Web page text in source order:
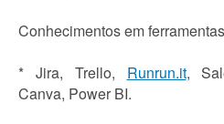
Conhecimentos em
* Jira, Trello, Runrun.it,
Canva, Power BI.